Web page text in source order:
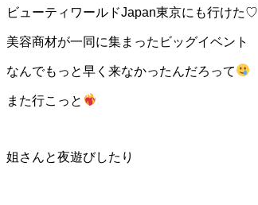
ビューティワールドJapan東京にも行けた♡
美容商材が一同に集まったビッグイベント
なんでもっと早く来なかったんだろって
また行こっと
姐さんと夜遊びしたり